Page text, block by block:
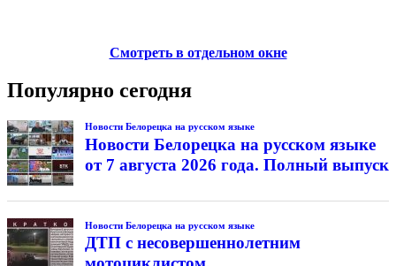
Смотреть в отдельном окне
Популярно сегодня
Новости Белорецка на русском языке
Новости Белорецка на русском языке
от 7 августа 2026 года. Полный выпуск
Новости Белорецка на русском языке
ДТП с несовершеннолетним